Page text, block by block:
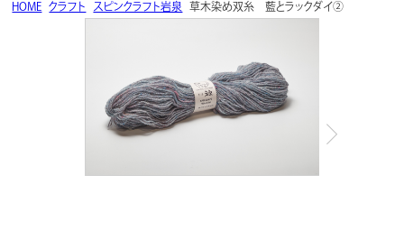
HOME クラフト スピンクラフト岩泉 草木染め双糸 藍とラックダイ②